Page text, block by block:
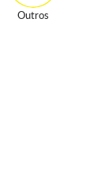
Outros